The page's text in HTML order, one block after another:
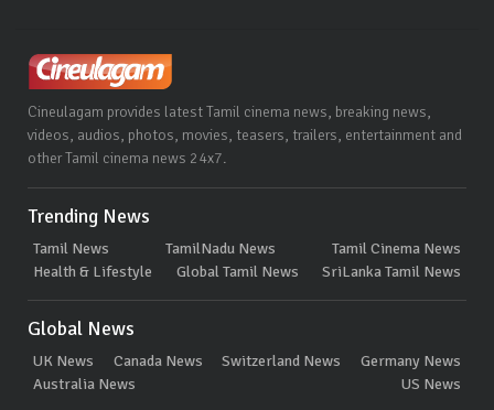
Cineulagam provides latest Tamil cinema news, breaking news,
videos, audios, photos, movies, teasers, trailers, entertainment and
other Tamil cinema news 24x7.
Trending News
Tamil News TamilNadu News
Tamil Cinema News
Health & Lifestyle
Global Tamil News SriLanka Tamil News
Global News
UK News Canada News Switzerland News
Germany News
Australia News
US News